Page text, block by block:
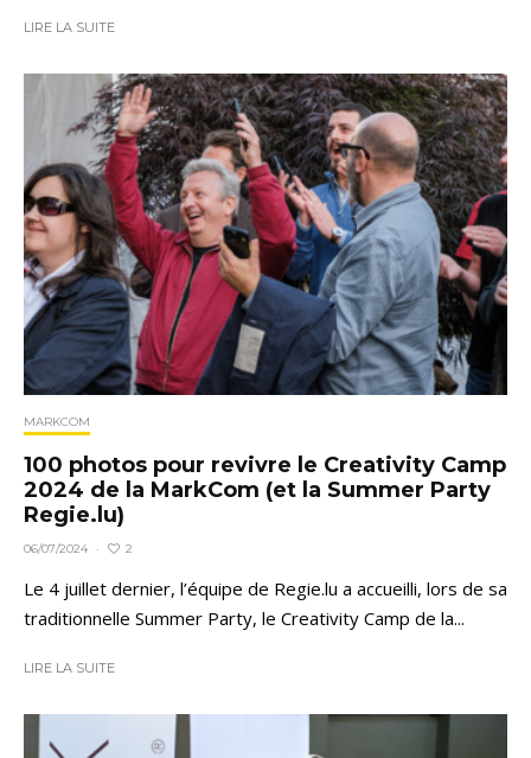
LIRE LA SUITE
MARKCOM
100 photos pour revivre le Creativity Camp
2024 de la MarkCom (et la Summer Party
Regie.lu)
06/07/2024 · 2
Le 4 juillet dernier, l’équipe de Regie.lu a accueilli, lors de sa
traditionnelle Summer Party, le Creativity Camp de la...
LIRE LA SUITE